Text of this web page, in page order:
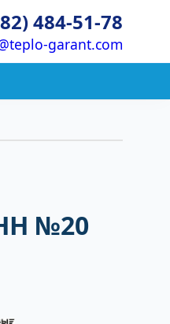
484-51-78
garant.com
№20